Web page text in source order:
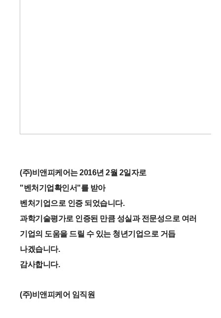
(주)비앤피케어는 2016년 2월 2일자로
"벤처기업확인서"를 받아
벤처기업으로 인증 되었습니다.
과학기술평가로 인증된 만큼 성실과 전문성으로 여러
기업의 도움을 드릴 수 있는 청년기업으로 거듭
나겠습니다.
감사합니다.
(주)비앤피케어 임직원